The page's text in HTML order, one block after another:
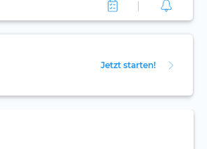
Jetzt starten!